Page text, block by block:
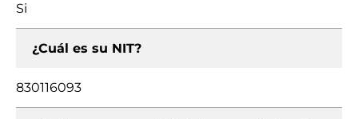
Si
¿Cuál es su NIT?
830116093